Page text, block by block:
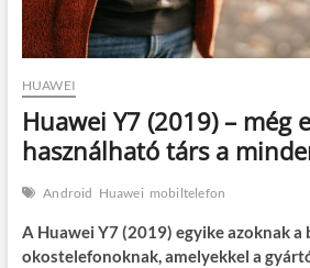
HUAWEI
Huawei Y7 (2019) – még
használható társ a
Android Huawei mobiltelefon
A Huawei Y7 (2019) egyike azoknak a
okostelefonoknak, amelyekkel a